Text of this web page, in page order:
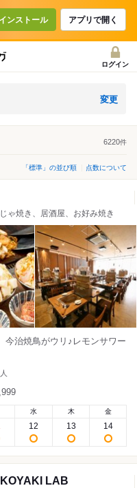
インストール アプリで開く
ログイン
変更
6220件
「標準」の並び順 点数について
ゃ焼き、居酒屋、お好み焼き
今治焼鳥がウリ♪レモンサワー
人
水
12
木
13
金
14
LAB